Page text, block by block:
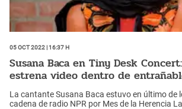
05 Oct 2022 | 16:37 h
Susana Baca en Tiny Desk
estrena video dentro de
La cantante Susana Baca estuvo en último de
cadena de radio NPR por Mes de la Herencia